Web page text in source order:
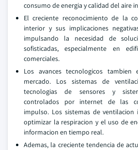
consumo de energia y calidad del aire
El creciente reconocimiento de la
interior y sus implicaciones
impulsando la necesidad de
sofisticadas, especialmente en
comerciales.
Los avances tecnologicos tambien
mercado. Los sistemas de
tecnologias de sensores y
controlados por internet de las
impulso. Los sistemas de ventilacion
optimizar la respiracion y el uso de
informacion en tiempo real.
Ademas, la creciente tendencia de